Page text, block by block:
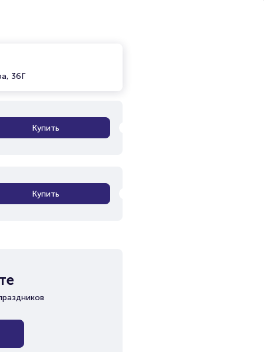
36Г
Купить
Купить